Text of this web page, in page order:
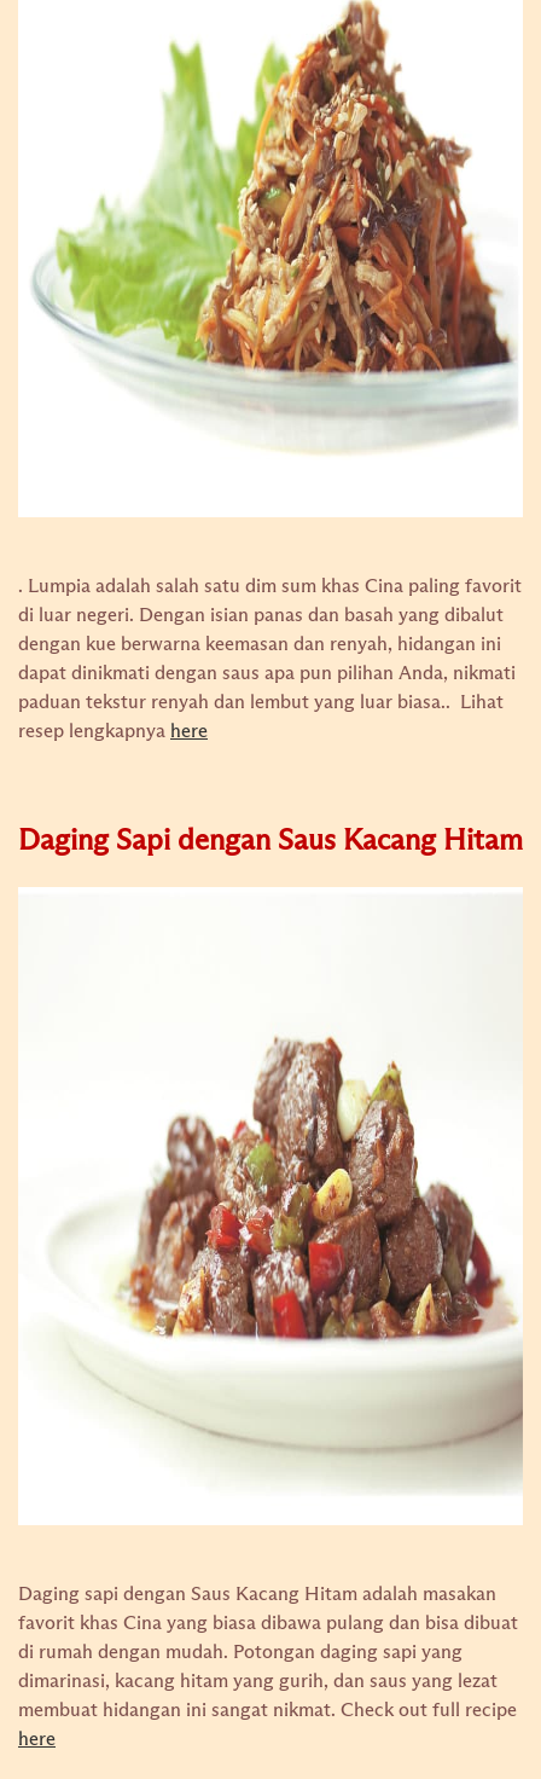
. Lumpia adalah salah satu dim sum khas Cina paling favorit
di luar negeri. Dengan isian panas dan basah yang dibalut
dengan kue berwarna keemasan dan renyah, hidangan ini
dapat dinikmati dengan saus apa pun pilihan Anda, nikmati
paduan tekstur renyah dan lembut yang luar biasa..
Lihat
resep lengkapnya here
Daging Sapi dengan Saus Kacang Hitam
Daging sapi dengan Saus Kacang Hitam adalah masakan
favorit khas Cina yang biasa dibawa pulang dan bisa dibuat
di rumah dengan mudah. Potongan daging sapi yang
dimarinasi, kacang hitam yang gurih, dan saus yang lezat
membuat hidangan ini sangat nikmat. Check out full recipe
here